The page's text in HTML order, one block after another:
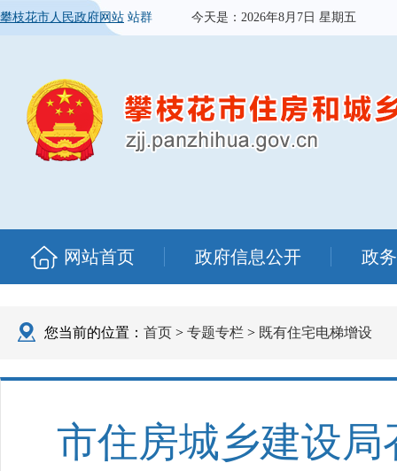
攀枝花市人民政府网站 站群 今天是： 2026年8月7日 星期五
网站首页 政府信息公开 政
您当前的位置： 首页 > 专题专栏 > 既有住宅电梯增设
市住房城乡建设局